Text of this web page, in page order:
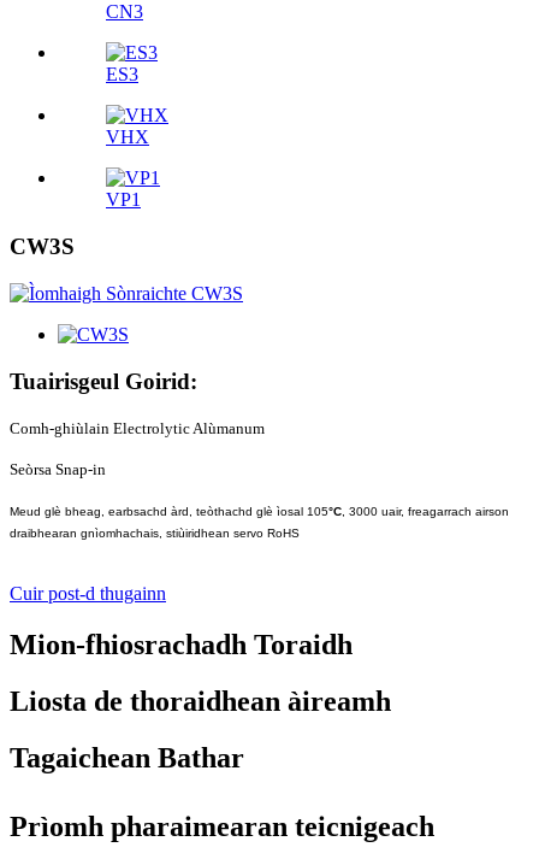
CN3
ES3
VHX
VP1
CW3S
Tuairisgeul Goirid:
Comh-ghiùlain Electrolytic Alùmanum
Seòrsa Snap-in
Meud glè bheag, earbsachd àrd, teòthachd glè ìosal 105°C, 3000 uair, freagarrach airson
draibhearan gnìomhachais, stiùiridhean servo RoHS
Cuir post-d thugainn
Mion-fhiosrachadh Toraidh
Liosta de thoraidhean àireamh
Tagaichean Bathar
Prìomh pharaimearan teicnigeach